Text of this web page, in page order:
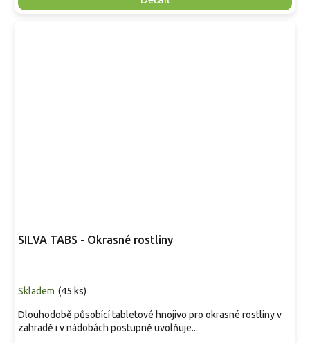
SILVA TABS - Okrasné rostliny
Skladem (45 ks)
Dlouhodobě působící tabletové hnojivo pro okrasné rostliny v
zahradě i v nádobách postupně uvolňuje...